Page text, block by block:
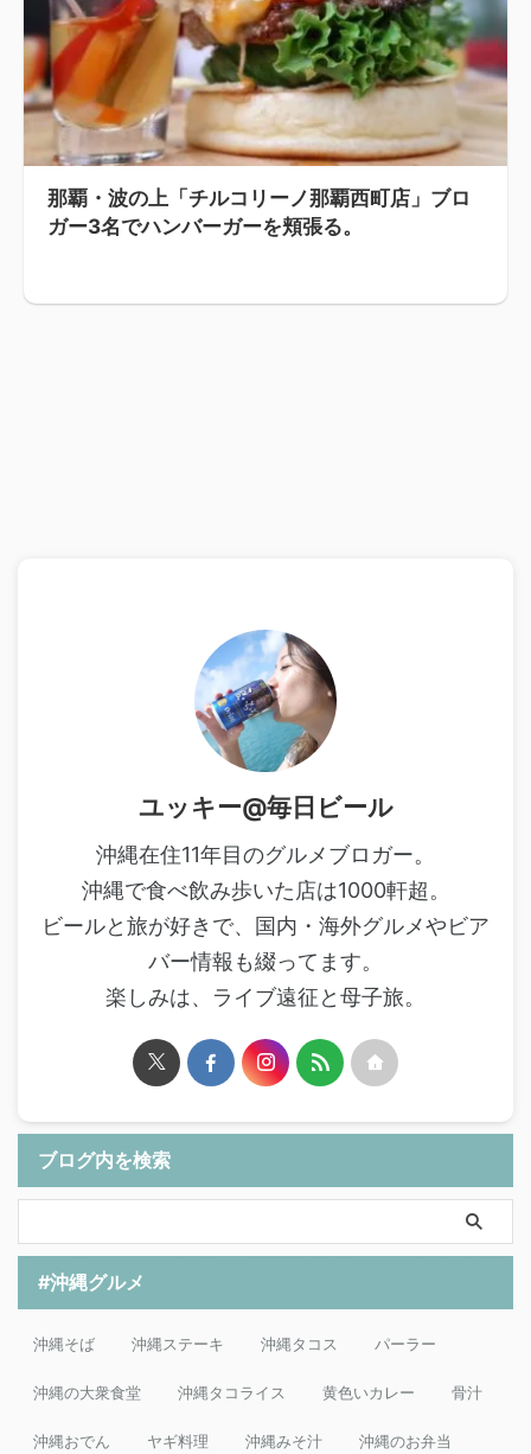
那覇・波の上「チルコリーノ那覇西町店」ブロ
ガー3名でハンバーガーを頬張る。
ユッキー@毎日ビール
沖縄在住11年目のグルメブロガー。
沖縄で食べ飲み歩いた店は1000軒超。
ビールと旅が好きで、国内・海外グルメやビア
バー情報も綴ってます。
楽しみは、ライブ遠征と母子旅。
ブログ内を検索
#沖縄グルメ
沖縄そば 沖縄ステーキ 沖縄タコス パーラー
沖縄の大衆食堂 沖縄タコライス 黄色いカレー 骨汁
沖縄おでん ヤギ料理 沖縄みそ汁 沖縄のお弁当